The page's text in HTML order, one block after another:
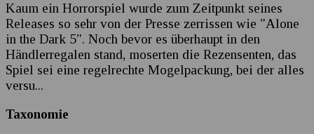
Kaum ein Horrorspiel wurde zum Zeitpunkt seines
Releases so sehr von der Presse zerrissen wie "Alone
in the Dark 5". Noch bevor es überhaupt in den
Händlerregalen stand, moserten die Rezensenten, das
Spiel sei eine regelrechte Mogelpackung, bei der alles
versu...
Taxonomie